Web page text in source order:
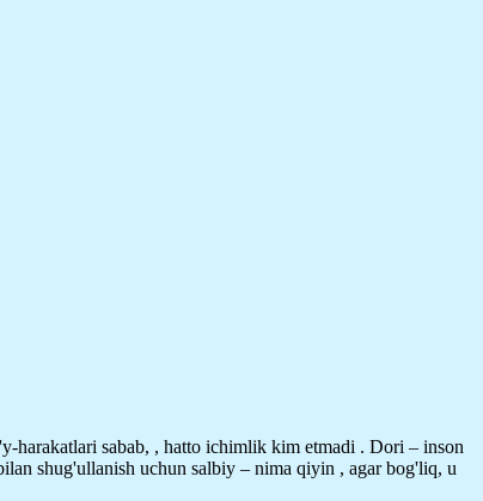
harakatlari sabab, , hatto ichimlik kim etmadi . Dori – inson
shug'ullanish uchun salbiy – nima qiyin , agar bog'liq, u